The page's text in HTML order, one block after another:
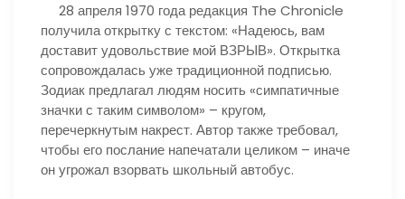
28 апреля 1970 года редакция The Chronicle
получила открытку с текстом: «Надеюсь, вам
доставит удовольствие мой ВЗРЫВ». Открытка
сопровождалась уже традиционной подписью.
Зодиак предлагал людям носить «симпатичные
значки с таким символом» – кругом,
перечеркнутым накрест. Автор также требовал,
чтобы его послание напечатали целиком – иначе
он угрожал взорвать школьный автобус.